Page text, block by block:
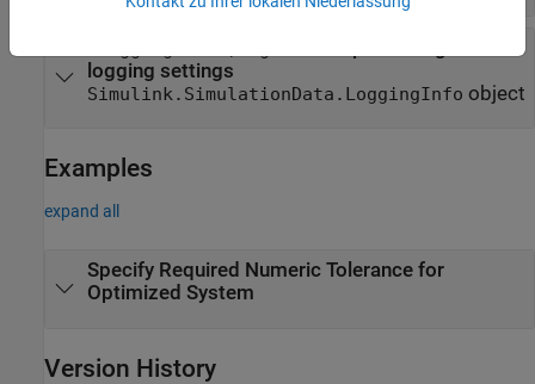
logging settings
Simulink.SimulationData.LoggingInfo object
Examples
expand all
Specify Required Numeric Tolerance for
Optimized System
Version History